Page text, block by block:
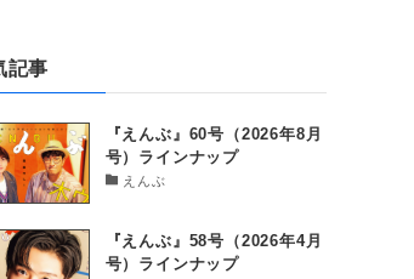
記事
『えんぶ』60号（2026年8月
号）ラインナップ
えんぶ
『えんぶ』58号（2026年4月
号）ラインナップ